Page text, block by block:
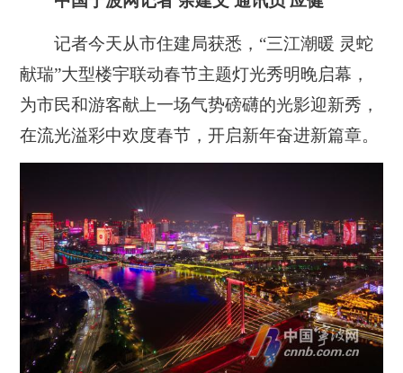
记者今天从市住建局获悉， “三江潮暖 灵蛇
献瑞”大型楼宇联动春节主题灯光秀明晚启幕，
为市民和游客献上一场气势磅礴的光影迎新秀，
在流光溢彩中欢度春节，开启新年奋进新篇章。